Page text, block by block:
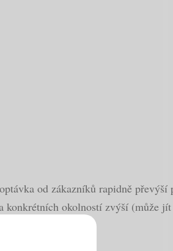
od zákazníků rapidně
okolností zvýší (může jít